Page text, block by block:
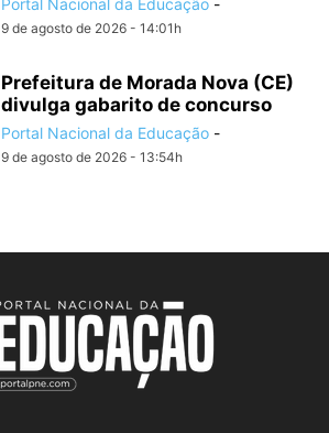
9 de agosto de 2026 - 14:01h
Prefeitura de Morada Nova (CE)
divulga gabarito de concurso
Portal Nacional da Educação -
9 de agosto de 2026 - 13:54h